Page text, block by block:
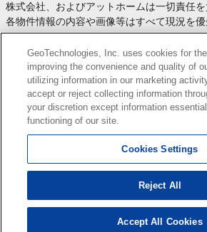
株式会社、およびアットホームは一切責任を
各物件情報の内容や画像等はすべて現況を
す。
お取引等（お取引の準備、資金調達等を含
や契約条件等について、 各情報提供元より
身でご確認の上、判断してください。
このコーナーへの物件情報のご掲載、その
ョン等についての不動産会社様のお問合せは
します。
Copyright(c) At Home Co.,Ltd. このサイトに掲載している情
はアットホーム（株）またはその情報提供者に帰属します。
本ページはプロモーションが含まれています
検索結果を見る
GeoTechnologies, Inc. uses cookies for
improving the convenience and quality of
utilizing information in our marketing
accept or reject collecting information
your discretion except information
functioning of our site.
Cookies Settings
Reject All
Accept All Cookies